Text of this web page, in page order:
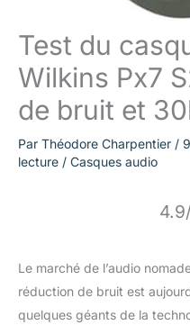
Test du
Wilkins Px7
de bruit et
Par Théodore Charpentier /
lecture / Casques audio
Le marché de l’audio
réduction de bruit est
quelques géants de la